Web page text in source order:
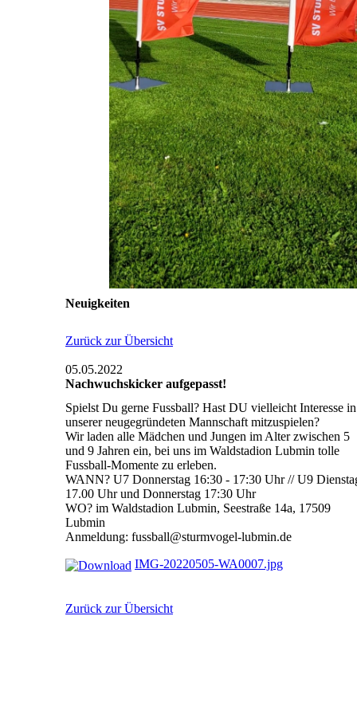
Neuigkeiten
Zurück zur Übersicht
05.05.2022
Nachwuchskicker aufgepasst!
Spielst Du gerne Fussball? Hast DU vielleicht Interesse in
unserer neugegründeten Mannschaft mitzuspielen?
Wir laden alle Mädchen und Jungen im Alter zwischen 5
und 9 Jahren ein, bei uns im Waldstadion Lubmin tolle
Fussball-Momente zu erleben.
WANN? U7 Donnerstag 16:30 - 17:30 Uhr // U9
17.00 Uhr und Donnerstag 17:30 Uhr
WO? im Waldstadion Lubmin, Seestraße 14a, 17509
Lubmin
Anmeldung: fussball@sturmvogel-lubmin.de
IMG-20220505-WA0007.jpg
Zurück zur Übersicht